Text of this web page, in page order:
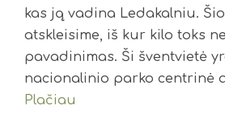
kas ją vadina Ledakalniu.
atskleisime, iš kur kilo toks
pavadinimas. Ši šventvietė
nacionalinio parko centrinė
Plačiau